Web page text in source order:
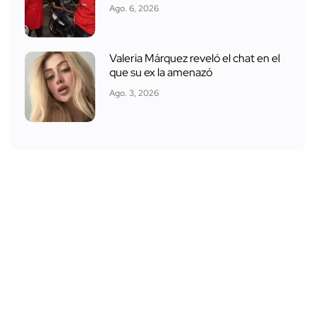
Ago. 6, 2026
Valeria Márquez reveló el chat en el
que su ex la amenazó
Ago. 3, 2026